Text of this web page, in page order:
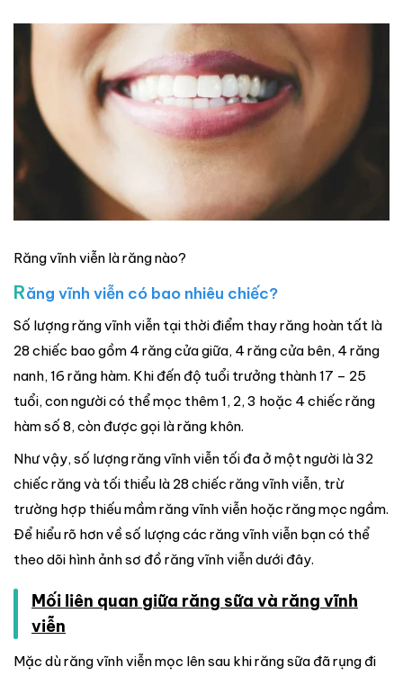
Răng vĩnh viễn là răng nào?
Răng vĩnh viễn có bao nhiêu chiếc?
Số lượng răng vĩnh viễn tại thời điểm thay răng hoàn tất là
28 chiếc bao gồm 4 răng cửa giữa, 4 răng cửa bên, 4 răng
nanh, 16 răng hàm. Khi đến độ tuổi trưởng thành 17 – 25
tuổi, con người có thể mọc thêm 1, 2, 3 hoặc 4 chiếc răng
hàm số 8, còn được gọi là răng khôn.
Như vậy, số lượng răng vĩnh viễn tối đa ở một người là 32
chiếc răng và tối thiểu là 28 chiếc răng vĩnh viễn, trừ
trường hợp thiếu mầm răng vĩnh viễn hoặc răng mọc ngầm.
Để hiểu rõ hơn về số lượng các răng vĩnh viễn bạn có thể
theo dõi hình ảnh sơ đồ răng vĩnh viễn dưới đây.
Mối liên quan giữa răng sữa và răng vĩnh
viễn
Mặc dù răng vĩnh viễn mọc lên sau khi răng sữa đã rụng đi